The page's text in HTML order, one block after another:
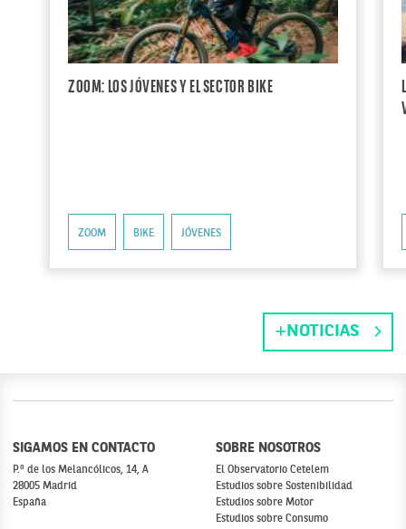
ZOOM: LOS JÓVENES Y EL SECTOR BIKE
ZOOM BIKE JÓVENES
NOTICIAS
SIGAMOS EN CONTACTO
P.º de los Melancólicos, 14, A
28005 Madrid
España
SOBRE NOSOTROS
El Observatorio Cetelem
Estudios sobre Sostenibilidad
Estudios sobre Motor
Estudios sobre Consumo